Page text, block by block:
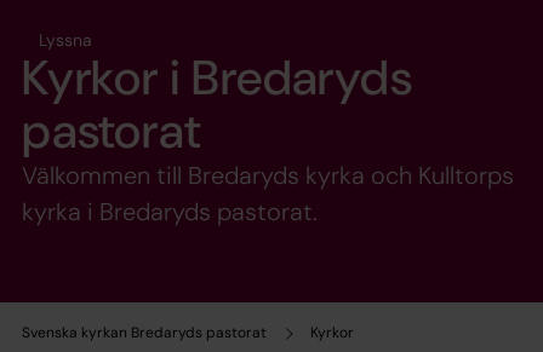
Svenska kyrkan Bredaryds pastorat Kyrkor
Lyssna
Kyrkor i Bredaryds
pastorat
Välkommen till Bredaryds kyrka och Kulltorps
kyrka i Bredaryds pastorat.